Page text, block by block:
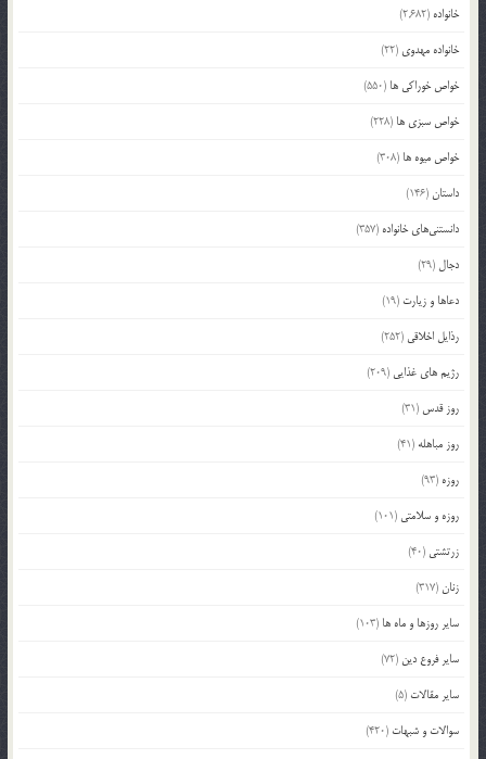
خانواده (2,682)
خانواده مهدوی (22)
خواص خوراکی ها (550)
خواص سبزی ها (228)
خواص میوه ها (308)
داستان(146)
دانستنی‌های خانواده (357)
دجال (29)
دعاها و زیارت (19)
رذایل اخلاقی (252)
رژیم های غذایی (209)
روز قدس (31)
روز مباهله (41)
روزه (93)
روزه و سلامتی (101)
زرتشتی (40)
زنان(317)
سایر روزها و ماه ها (103)
سایر فروع دین (72)
سایر مقالات (5)
سوالات و شبهات (420)